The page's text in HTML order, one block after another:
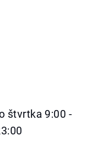
štvrtka 9:00 -